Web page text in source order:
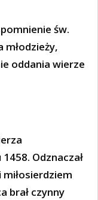
św.
młodzieży,
oddania wierze
Odznaczał
brał czynny